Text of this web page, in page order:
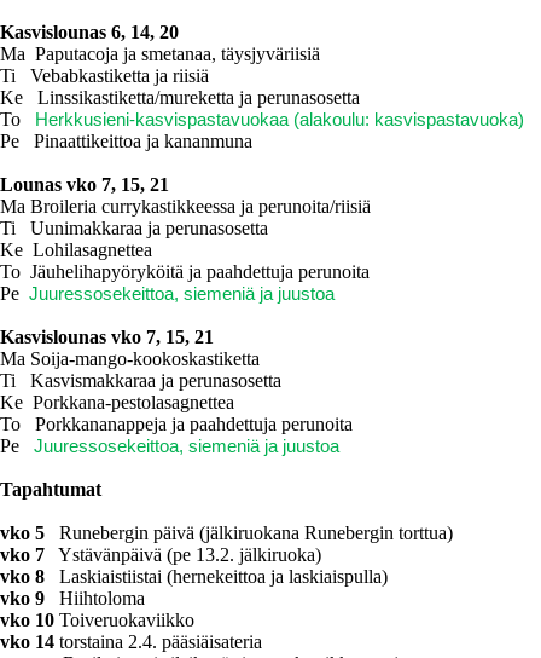
Kasvislounas 6, 14, 20
Ma Paputacoja ja smetanaa, täysjyväriisiä
Ti Vebabkastiketta ja riisiä
Ke Linssikastiketta/mureketta ja perunasosetta
To
Herkkusieni-kasvispastavuokaa (alakoulu: kasvispastavuoka)
Pe Pinaattikeittoa ja kananmuna
Lounas vko 7, 15, 21
Ma Broileria currykastikkeessa ja perunoita/riisiä
Ti Uunimakkaraa ja perunasosetta
Ke Lohilasagnettea
To Jäuhelihapyöryköitä ja paahdettuja perunoita
Pe Juuressosekeittoa, siemeniä ja juustoa
Kasvislounas vko 7, 15, 21
Ma Soija-mango-kookoskastiketta
Ti Kasvismakkaraa ja perunasosetta
Ke Porkkana-pestolasagnettea
To Porkkananappeja ja paahdettuja perunoita
Pe Juuressosekeittoa, siemeniä ja juustoa
Tapahtumat
vko 5 Runebergin päivä (jälkiruokana Runebergin torttua)
vko 7
Ystävänpäivä (pe 13.2. jälkiruoka)
vko 8 Laskiaistiistai (hernekeittoa ja laskiaispulla)
vko 9 Hiihtoloma
vko 10 Toiveruokaviikko
vko 14 torstaina 2.4. pääsiäisateria